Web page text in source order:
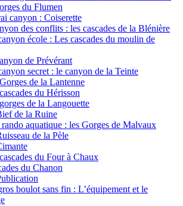
du Flumen
canyon : Coiserette
des conflits : les cascades de la Blénière
école : Les cascades du moulin de
de Prévérant
secret : le canyon de la Teinte
de la Lantenne
du Hérisson
de la Langouette
de la Ruine
aquatique : les Gorges de Malvaux
de la Pèle
du Four à Chaux
du Chanon
boulot sans fin : L’équipement et le